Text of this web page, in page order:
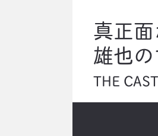
真正
雄也
THE